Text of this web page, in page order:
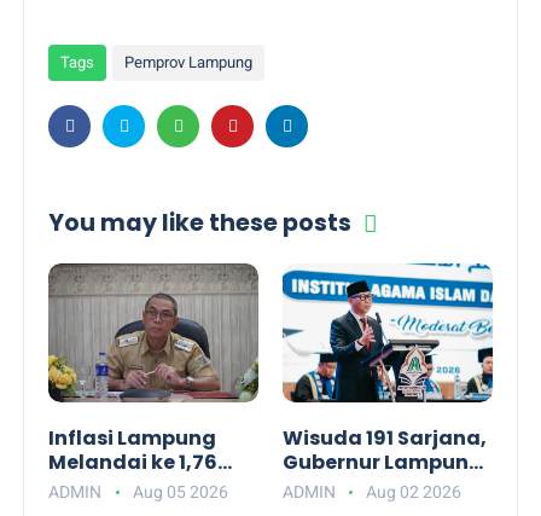
Tags Pemprov Lampung
You may like these posts
Inflasi Lampung
Melandai ke 1,76
Persen, Kemendagri
ADMIN Aug 05 2026
Wisuda 191 Sarjana,
Gubernur Lampung
Ajak Alumni IAI
ADMIN Aug 02 2026